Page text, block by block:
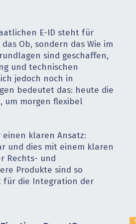
E-ID steht für
Ob, sondern das Wie im
sind geschaffen,
und technischen
jedoch noch in
bedeutet das: heute die
um morgen flexibel
klaren Ansatz:
und dies mit einem klaren
Rechts- und
Produkte sind so
für die Integration der